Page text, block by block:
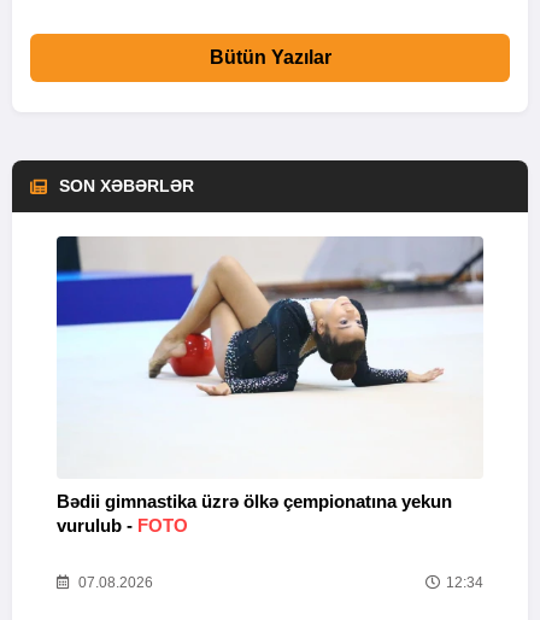
Bütün Yazılar
SON XƏBƏRLƏR
Bədii gimnastika üzrə ölkə çempionatına yekun
vurulub - FOTO
07.08.2026 12:34